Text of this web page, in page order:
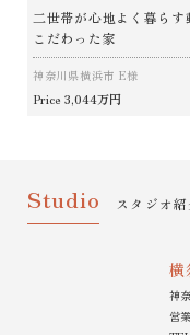
二世帯が心地よく暮らす
こだわった家
神奈川県横浜市 E様
Price 3,044万円
Studio スタジオ
横
神
営